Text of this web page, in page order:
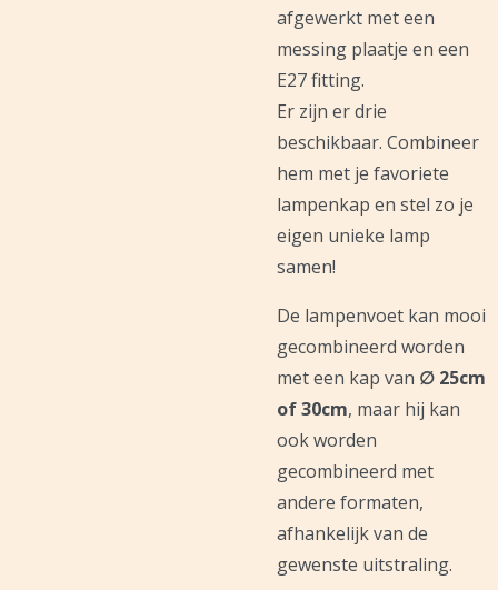
afgewerkt met een
messing plaatje en een
E27 fitting.
Er zijn er drie
beschikbaar. Combineer
hem met je favoriete
lampenkap en stel zo je
eigen unieke lamp
samen!
De lampenvoet kan mooi
gecombineerd worden
met een kap van ∅ 25cm
of 30cm, maar hij kan
ook worden
gecombineerd met
andere formaten,
afhankelijk van de
gewenste uitstraling.